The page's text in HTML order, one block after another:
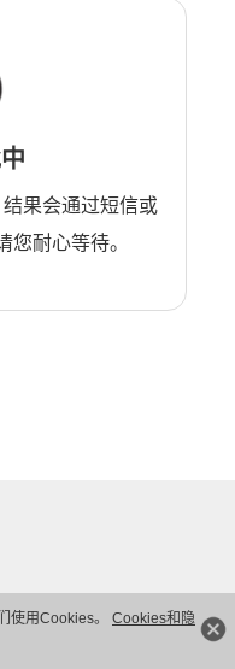
使用Cookies。 Cookies和隐
果会通过短信或
您耐心等待。